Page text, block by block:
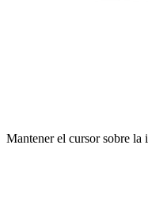
Mantener el cursor sobre la